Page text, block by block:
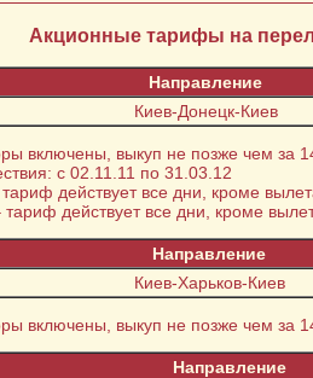
Акционные тарифы на
Направление
Киев-Донецк-Киев
включены, выкуп не позже чем за
с 02.11.11 по 31.03.12
действует все дни, кроме
действует все дни, кроме
Направление
Киев-Харьков-Киев
включены, выкуп не позже чем за
Направление